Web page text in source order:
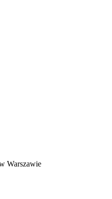
Warszawie